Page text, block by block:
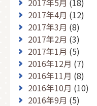
2017年5月 (18)
2017年4月 (12)
2017年3月 (8)
2017年2月 (3)
2017年1月 (5)
2016年12月 (7)
2016年11月 (8)
2016年10月 (10)
2016年9月 (5)